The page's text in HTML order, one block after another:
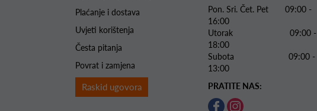
Plaćanje i dostava
Uvjeti korištenja
Česta pitanja
Povrat i zamjena
Raskid ugovora
Pon. Sri. Čet. Pet 09:00 -
16:00
Utorak 09:00 -
18:00
Subota 09:00 -
13:00
PRATITE NAS: